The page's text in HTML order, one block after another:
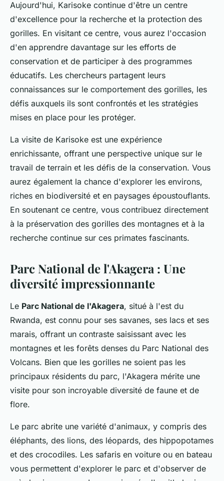
Aujourd'hui, Karisoke continue d'être un centre
d'excellence pour la recherche et la protection des
gorilles. En visitant ce centre, vous aurez l'occasion
d'en apprendre davantage sur les efforts de
conservation et de participer à des programmes
éducatifs. Les chercheurs partagent leurs
connaissances sur le comportement des gorilles, les
défis auxquels ils sont confrontés et les stratégies
mises en place pour les protéger.
La visite de Karisoke est une expérience
enrichissante, offrant une perspective unique sur le
travail de terrain et les défis de la conservation. Vous
aurez également la chance d'explorer les environs,
riches en biodiversité et en paysages époustouflants.
En soutenant ce centre, vous contribuez directement
à la préservation des gorilles des montagnes et à la
recherche continue sur ces primates fascinants.
Parc National de l'Akagera : Une
diversité impressionnante
Le Parc National de l'Akagera, situé à l'est du
Rwanda, est connu pour ses savanes, ses lacs et ses
marais, offrant un contraste saisissant avec les
montagnes et les forêts denses du Parc National des
Volcans. Bien que les gorilles ne soient pas les
principaux résidents du parc, l'Akagera mérite une
visite pour son incroyable diversité de faune et de
flore.
Le parc abrite une variété d'animaux, y compris des
éléphants, des lions, des léopards, des hippopotames
et des crocodiles. Les safaris en voiture ou en bateau
vous permettent d'explorer le parc et d'observer de